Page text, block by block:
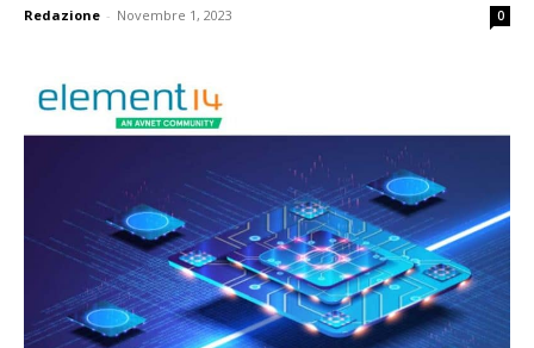
Redazione - Novembre 1, 2023 0